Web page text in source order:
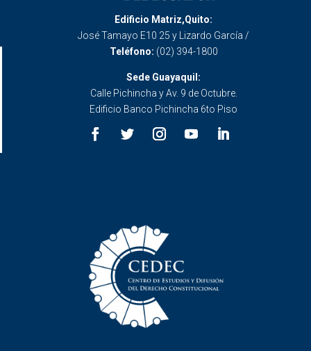
Edificio Matriz,Quito:
José Tamayo E10 25 y Lizardo García /
Teléfono: (02) 394-1800
Sede Guayaquil:
Calle Pichincha y Av. 9 de Octubre.
Edificio Banco Pichincha 6to Piso